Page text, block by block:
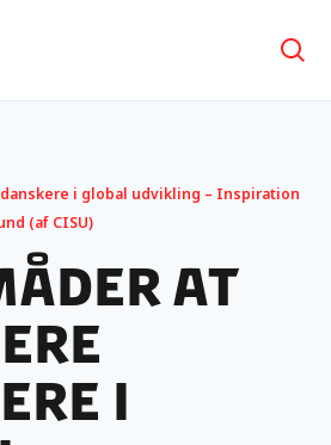
Søg
i global udvikling – Inspiration
(af CISU)
at
i